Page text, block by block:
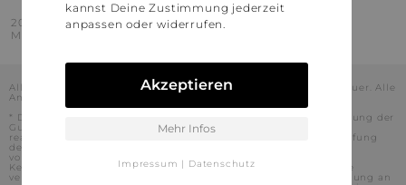
2016 - 2026 © Stylaholic.
Made for you with love in munich.
Alle Preise inkl. der jeweils geltenden gesetzlichen Mehrwertsteuer. Alle
Angaben ohne Gewähr.
* Die angezeigten Preise beinhalten Rabatte, die durch die Nutzung der
Gutschein-Codes auf den Seiten unserer Partner voraussichtlich
realisiert werden können. Stylaholic führt keine vollständige Prüfung
der Gutschein-Codes durch und es kann daher in Einzelfällen
vorkommen, dass die Gutscheine abweichend von unserem
Kenntnisstand bei dem jeweiligen Shop nicht oder nur teilweise
verwendet werden können. Darüber hinaus kann deren Verwendung an
kannst Deine Zustimmung jederzeit
anpassen oder widerrufen.
Akzeptieren
Mehr Infos
Impressum | Datenschutz